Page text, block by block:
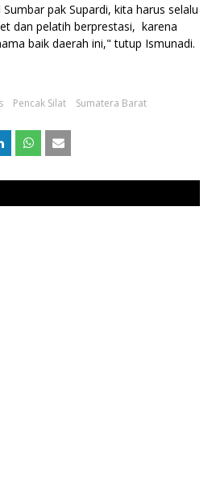
pak Supardi, kita harus selalu
dan pelatih berprestasi, karena
baik daerah ini," tutup Ismunadi.
Pencak Silat Sumatera Barat